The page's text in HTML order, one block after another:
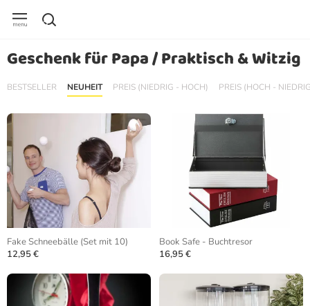
Geschenk für Papa / Praktisch & Witzig
BESTSELLER NEUHEIT PREIS (NIEDRIG - HOCH) PREIS (HOCH -
Fake Schneebälle (Set mit 10)
12,95 €
Book Safe - Buchtresor
16,95 €